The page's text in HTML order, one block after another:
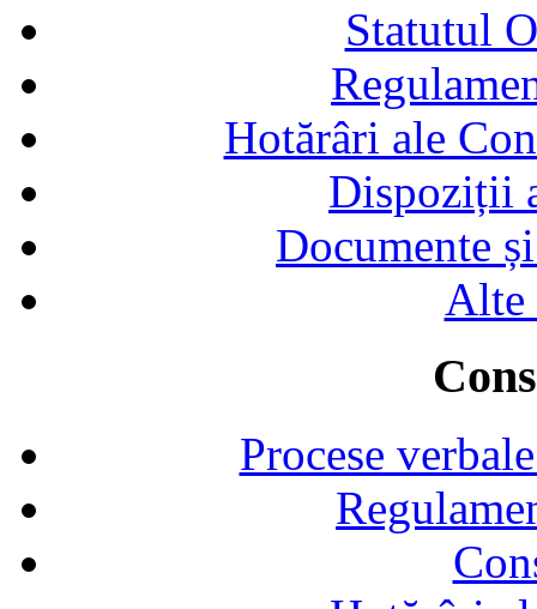
Statutul
Hotărâri ale
Dispoziții
Documente
Alte
Procese